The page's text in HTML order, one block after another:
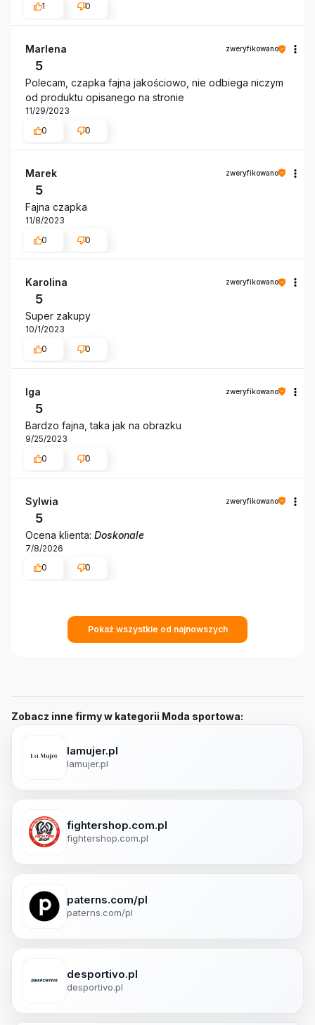
1
0
Marlena zweryfikowano
5
Polecam, czapka fajna jakościowo, nie odbiega niczym
od produktu opisanego na stronie
11/29/2023
0
0
Marek zweryfikowano
5
Fajna czapka
11/8/2023
0
0
Karolina zweryfikowano
5
Super zakupy
10/1/2023
0
0
Iga zweryfikowano
5
Bardzo fajna, taka jak na obrazku
9/25/2023
0
0
Sylwia zweryfikowano
5
Ocena klienta: Doskonale
7/8/2026
0
0
Pokaż wszystkie od najnowszych
Zobacz inne firmy w kategorii Moda sportowa:
lamujer.pl
lamujer.pl
fightershop.com.pl
fightershop.com.pl
paterns.com/pl
paterns.com/pl
desportivo.pl
desportivo.pl